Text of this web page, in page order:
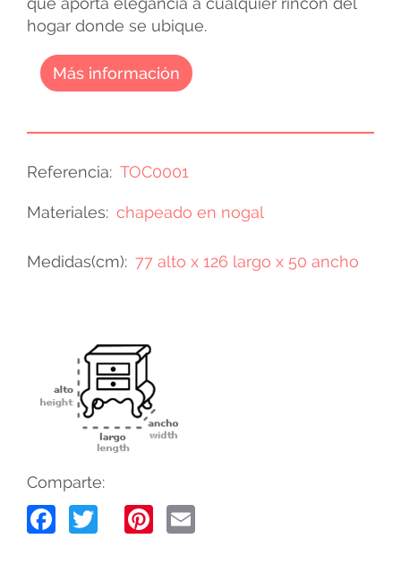
hogar donde se ubique.
Más información
Referencia TOC0001
Materiales chapeado en nogal
Medidas(cm) 77 alto x 126 largo x 50 ancho
Comparte:
Facebook
TwitterPinterest